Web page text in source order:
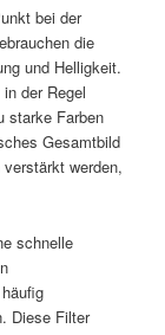
bei der
die
und Helligkeit.
der Regel
starke Farben
Gesamtbild
werden,
schnelle
Diese Filter